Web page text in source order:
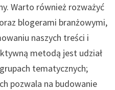
Warto również rozważyć
blogerami branżowymi,
naszych treści i
metodą jest udział
tematycznych;
pozwala na budowanie